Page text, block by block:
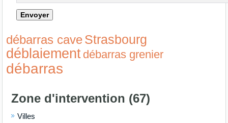
débarras caveStrasbourg
déblaiement débarras grenier
débarras
Zone d'intervention (67)
Villes